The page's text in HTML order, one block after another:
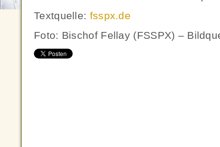
Textquelle: fsspx.de
Foto: Bischof Fellay (FSSPX) –